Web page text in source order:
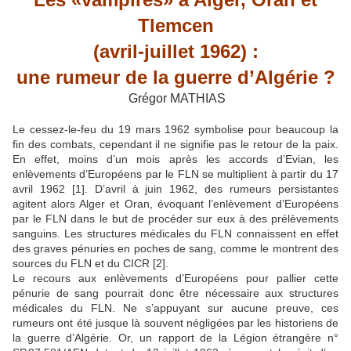
Tlemcen
(avril-juillet 1962) :
une rumeur de la guerre d’Algérie ?
Grégor MATHIAS
Le cessez-le-feu du 19 mars 1962 symbolise pour beaucoup la
fin des combats, cependant il ne signifie pas le retour de la paix.
En effet, moins d’un mois après les accords d’Evian, les
enlèvements d’Européens par le FLN se multiplient à partir du 17
avril 1962 [1] . D’avril à juin 1962, des rumeurs persistantes
agitent alors Alger et Oran, évoquant l’enlèvement d’Européens
par le FLN dans le but de procéder sur eux à des prélèvements
sanguins. Les structures médicales du FLN connaissent en effet
des graves pénuries en poches de sang, comme le montrent des
sources du FLN et du CICR [2]
Le recours aux enlèvements d’Européens pour pallier cette
pénurie de sang pourrait donc être nécessaire aux structures
médicales du FLN. Ne s’appuyant sur aucune preuve, ces
rumeurs ont été jusque là souvent négligées par les historiens de
la guerre d’Algérie. Or, un rapport de la Légion étrangère n°